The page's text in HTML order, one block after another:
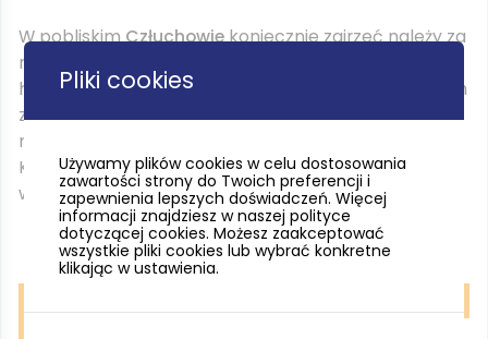
W pobliskimCzłuchowiekoniecznie zajrzeć należy za
mury zamku krzyżackiego. Jak czytamy w
historycznych księgach, komturem na człuchowskim
zamku był sam Konrad Wallenrod. Z kolei w
niewielkim Koronowie warto zwrócić uwagę na
Klasztor Cystersów, którego budowa rozpoczęła się
w 1289 roku.
Pliki cookies
Używamy plików cookies w celu dostosowania
zawartości strony do Twoich preferencji i
zapewnienia lepszych doświadczeń. Więcej
informacji znajdziesz w naszej polityce
dotyczącej cookies. Możesz zaakceptować
wszystkie pliki cookies lub wybrać konkretne
klikając w ustawienia.